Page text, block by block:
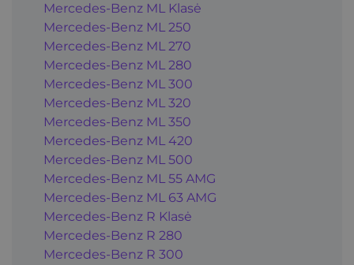
Mercedes-Benz ML Klasė
Mercedes-Benz ML 250
Mercedes-Benz ML 270
Mercedes-Benz ML 280
Mercedes-Benz ML 300
Mercedes-Benz ML 320
Mercedes-Benz ML 350
Mercedes-Benz ML 420
Mercedes-Benz ML 500
Mercedes-Benz ML 55 AMG
Mercedes-Benz ML 63 AMG
Mercedes-Benz R Klasė
Mercedes-Benz R 280
Mercedes-Benz R 300